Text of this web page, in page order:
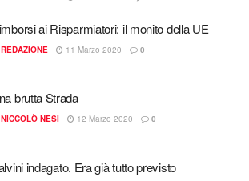
ai Risparmiatori: il monito della UE
REDAZIONE 11 Marzo 2020 0
brutta Strada
NICCOLÒ NESI 12 Marzo 2020 0
indagato. Era già tutto previsto